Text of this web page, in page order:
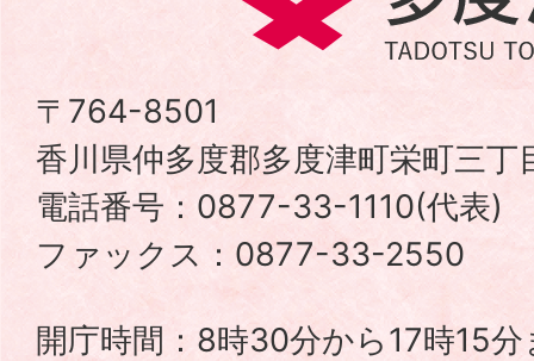
度
町
TADOTSU
TOWN
〒764-8501
香川県仲多度郡多度津町栄町三
電話番号：0877-33-1110(代表)
ファックス：0877-33-2550
開庁時間：8時30分から17時15分